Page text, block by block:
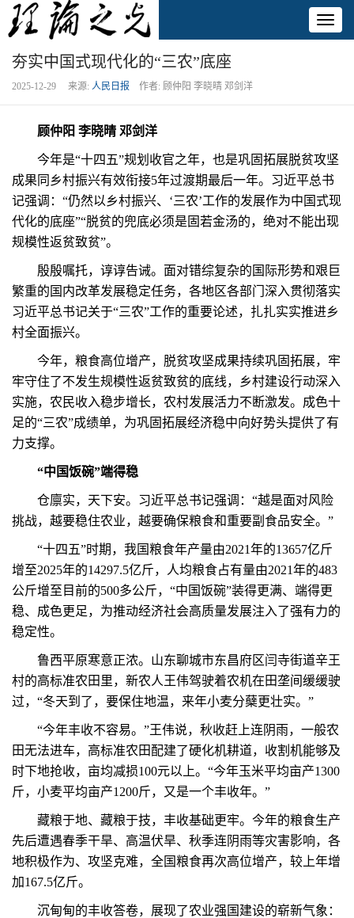
夯实中国式现代化的“三农”底座
2025-12-29 来源: 人民日报 作者: 顾仲阳 李晓晴 邓剑洋
顾仲阳 李晓晴 邓剑洋
今年是“十四五”规划收官之年，也是巩固拓展脱贫攻坚
成果同乡村振兴有效衔接5年过渡期最后一年。习近平总书
记强调：“仍然以乡村振兴、‘三农’工作的发展作为中国式现
代化的底座”“脱贫的兜底必须是固若金汤的，绝对不能出现
规模性返贫致贫”。
殷殷嘱托，谆谆告诫。面对错综复杂的国际形势和艰巨
繁重的国内改革发展稳定任务，各地区各部门深入贯彻落实
习近平总书记关于“三农”工作的重要论述，扎扎实实推进乡
村全面振兴。
今年，粮食高位增产，脱贫攻坚成果持续巩固拓展，牢
牢守住了不发生规模性返贫致贫的底线，乡村建设行动深入
实施，农民收入稳步增长，农村发展活力不断激发。成色十
足的“三农”成绩单，为巩固拓展经济稳中向好势头提供了有
力支撑。
“中国饭碗”端得稳
仓廪实，天下安。习近平总书记强调：“越是面对风险
挑战，越要稳住农业，越要确保粮食和重要副食品安全。”
“十四五”时期，我国粮食年产量由2021年的13657亿斤
增至2025年的14297.5亿斤，人均粮食占有量由2021年的483
公斤增至目前的500多公斤，“中国饭碗”装得更满、端得更
稳、成色更足，为推动经济社会高质量发展注入了强有力的
稳定性。
鲁西平原寒意正浓。山东聊城市东昌府区闫寺街道辛王
村的高标准农田里，新农人王伟驾驶着农机在田垄间缓缓驶
过，“冬天到了，要保住地温，来年小麦分蘖更壮实。”
“今年丰收不容易。”王伟说，秋收赶上连阴雨，一般农
田无法进车，高标准农田配建了硬化机耕道，收割机能够及
时下地抢收，亩均减损100元以上。“今年玉米平均亩产1300
斤，小麦平均亩产1200斤，又是一个丰收年。”
藏粮于地、藏粮于技，丰收基础更牢。今年的粮食生产
先后遭遇春季干旱、高温伏旱、秋季连阴雨等灾害影响，各
地积极作为、攻坚克难，全国粮食再次高位增产，较上年增
加167.5亿斤。
沉甸甸的丰收答卷，展现了农业强国建设的崭新气象：